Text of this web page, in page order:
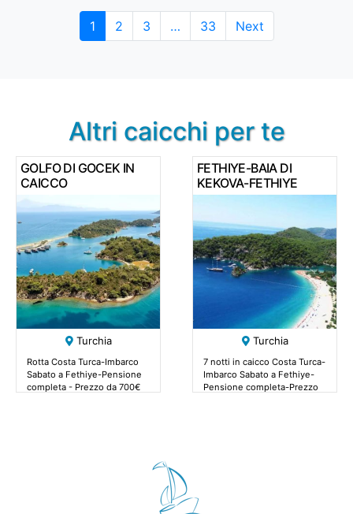
Page
1 Page
2 Page
3 … Page
33 Next
Altri caicchi per te
GOLFO DI GOCEK IN
CAICCO
Turchia
Rotta Costa Turca-Imbarco
Sabato a Fethiye-Pensione
completa - Prezzo da 700€
FETHIYE-BAIA DI
KEKOVA-FETHIYE
Turchia
7 notti in caicco Costa Turca-
Imbarco Sabato a Fethiye-
Pensione completa-Prezzo